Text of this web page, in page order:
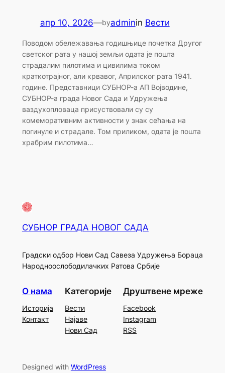
апр 10, 2026—byadminin Вести
Поводом обележавања годишњице почетка Другог
светског рата у нашој земљи одата је пошта
страдалим пилотима и цивилима током
краткотрајног, али крвавог, Априлског рата 1941.
године. Представници СУБНОР-а АП Војводине,
СУБНОР-а града Новог Сада и Удружења
ваздухопловаца присуствовали су су
комеморативним активности у знак сећања на
погинуле и страдале. Том приликом, одата је пошта
храбрим пилотима…
СУБНОР ГРАДА НОВОГ САДА
Градски одбор Нови Сад Савеза Удружења Бораца
Народноослободилачких Ратова Србије
О нама
Историја
Контакт
Категорије
Вести
Најаве
Нови Сад
Друштвене мреже
Facebook
Instagram
RSS
Designed with WordPress